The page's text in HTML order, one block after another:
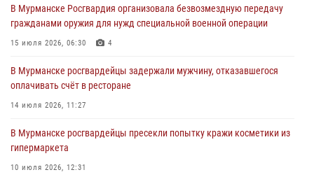
Сотрудники вневедомственной охраны Росгвардии пресекли
хулиганские действия дебошира на автозаправочной станции
города Кандалакши
Сотрудники Росгвардии провели инструктаж по
антитеррористической защищенности для членов избирательных
31 июля 2026, 08:48 3
Сотрудники Росгвардии задержали мужчину, не оплатившего счет в
В Мурманске Росгвардия организовала безвозмездную передачу
гражданами оружия для нужд специальной военной операции
15 июля 2026, 06:30 4
В Мурманске росгвардейцы задержали мужчину, отказавшегося
оплачивать счёт в ресторане
14 июля 2026, 11:27
В Мурманске росгвардейцы пресекли попытку кражи косметики из
гипермаркета
10 июля 2026, 12:31